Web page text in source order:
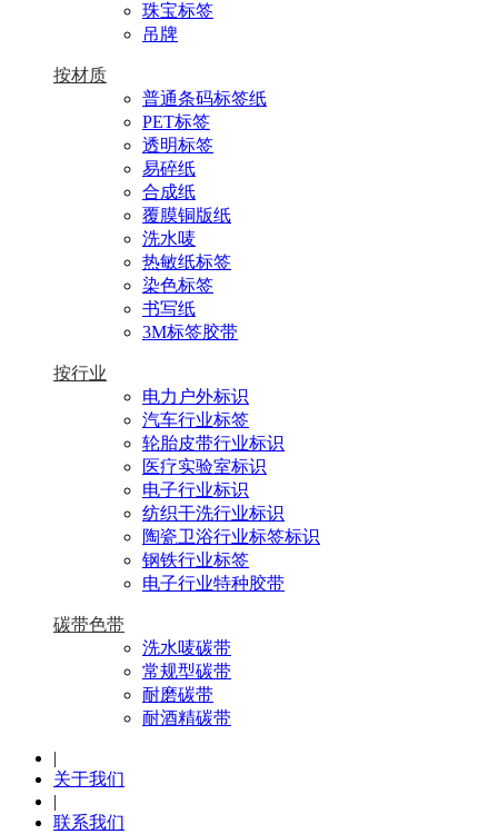
珠宝标签
吊牌
按材质
普通条码标签纸
PET标签
透明标签
易碎纸
合成纸
覆膜铜版纸
洗水唛
热敏纸标签
染色标签
书写纸
3M标签胶带
按行业
电力户外标识
汽车行业标签
轮胎皮带行业标识
医疗实验室标识
电子行业标识
纺织干洗行业标识
陶瓷卫浴行业标签标识
钢铁行业标签
电子行业特种胶带
碳带色带
洗水唛碳带
常规型碳带
耐磨碳带
耐酒精碳带
|
关于我们
|
联系我们